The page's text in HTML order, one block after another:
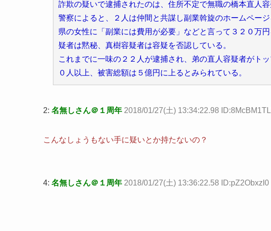
詐欺の疑いで逮捕されたのは、住所不定で無職の橋本直人
警察によると、２人は仲間と共謀し副業斡旋のホームペー
県の女性に「副業には費用が必要」などと言って３２０万
疑者は黙秘、真樹容疑者は容疑を否認している。
これまでに一味の２２人が逮捕され、弟の直人容疑者がト
０人以上、被害総額は５億円に上るとみられている。
2: 名無しさん＠１周年 2018/01/27(土) 13:34:22.98
こんなしょうもない手に疑いとか持たないの？
4: 名無しさん＠１周年 2018/01/27(土) 13:36:22.58 ID:pZ2ObxzI0